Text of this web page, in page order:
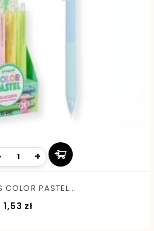
+
COLOR PASTEL...
1,53 zł